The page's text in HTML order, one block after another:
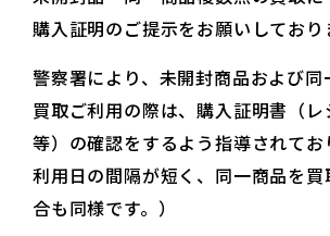
購入証明のご提示をお願いしており
警察署により、未開封商品および同
買取ご利用の際は、購入証明書（
等）の確認をするよう指導されて
利用日の間隔が短く、同一商品を
合も同様です。）